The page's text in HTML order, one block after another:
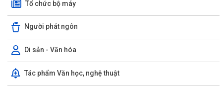
Tổ chức bộ máy
Người phát ngôn
Di sản - Văn hóa
Tác phẩm Văn học, nghệ thuật